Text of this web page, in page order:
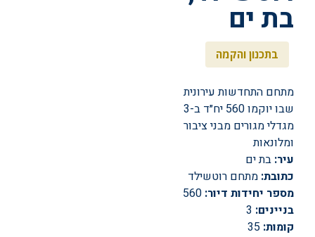
בת ים
בתכנון והקמה
מתחם התחדשות עירונית
שבו יוקמו 560 יח״ד ב-3
מגדלי מגורים מבני ציבור
ומלונאות
עיר: בת ים
כתובת: מתחם רוטשילד
מספר יחידות דיור: 560
בניינים: 3
קומות: 35